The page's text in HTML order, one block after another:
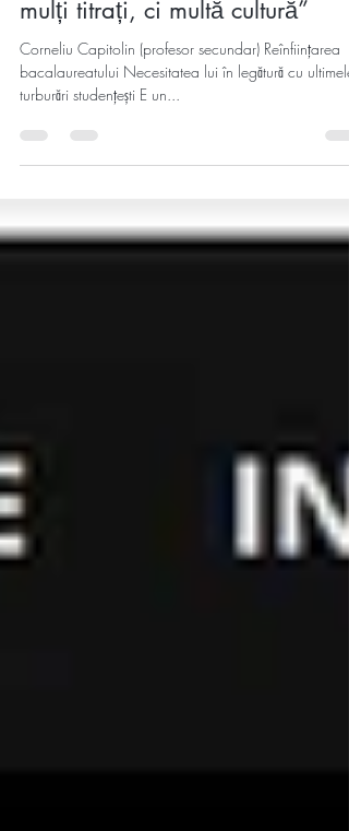
„Universitatea nu trebue să dea
mulți titrați, ci multă cultură”
Corneliu Capitolin (profesor secundar) Reînființarea
turburări studențești E un...